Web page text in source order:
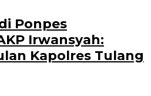
Ponpes
Irwansyah:
Kapolres Tulang